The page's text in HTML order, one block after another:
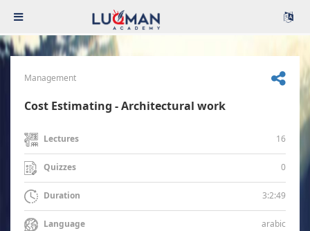
Management
Cost Estimating - Architectural work
Lectures 16
Quizzes 0
Duration 3:2:49
Language arabic